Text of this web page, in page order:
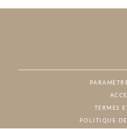
TERMES
POLITIQUE